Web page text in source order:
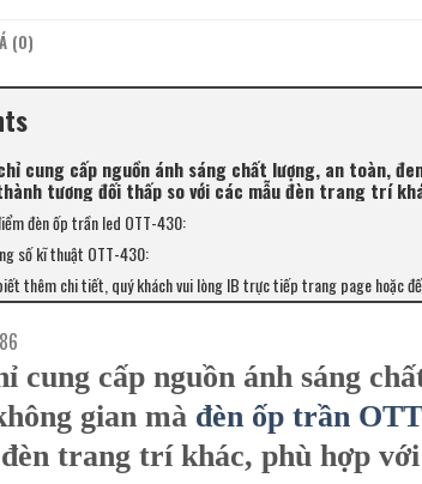
(0)
cung cấp nguồn ánh sáng chất lượng, an toàn,
tương đối thấp so với các mẫu đèn trang trí
đèn ốp trần led OTT-430:
số kĩ thuật OTT-430:
thêm chi tiết, quý khách vui lòng IB trực tiếp trang page hoặc
cung cấp nguồn ánh sáng
gian mà đèn ốp trần
trang trí khác, phù hợp